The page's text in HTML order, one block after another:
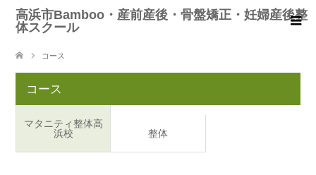
高浜市Bamboo・産前産後・骨盤矯正・妊婦産後整
体スクール
コース
コース
マタニティ整体高
浜校
整体